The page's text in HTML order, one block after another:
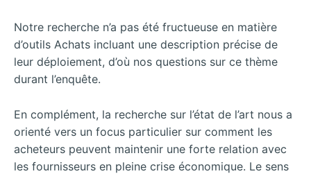
Notre recherche n’a pas été fructueuse en matière
d’outils Achats incluant une description précise de
leur déploiement, d’où nos questions sur ce thème
durant l’enquête.
En complément, la recherche sur l’état de l’art nous a
orienté vers un focus particulier sur comment les
acheteurs peuvent maintenir une forte relation avec
les fournisseurs en pleine crise économique. Le sens